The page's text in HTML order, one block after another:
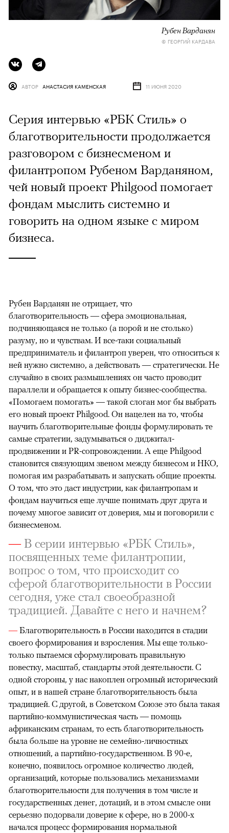
Рубен Варданян
© ГЕОРГИЙ КАРДАВА
АВТОР АНАСТАСИЯ КАМЕНСКАЯ 11 ИЮНЯ 2020
Серия интервью «РБК Стиль» о
благотворительности продолжается
разговором с бизнесменом и
филантропом Рубеном Варданяном,
чей новый проект Philgood помогает
фондам мыслить системно и
говорить на одном языке с миром
бизнеса.
Рубен Варданян не отрицает, что
благотворительность — сфера эмоциональная,
подчиняющаяся не только (а порой и не столько)
разуму, но и чувствам. И все-таки социальный
предприниматель и филантроп уверен, что относиться к
ней нужно системно, а действовать — стратегически. Не
случайно в своих размышлениях он часто проводит
параллели и обращается к опыту бизнес-сообщества.
«Помогаем помогать» — такой слоган мог бы выбрать
его новый проект Philgood. Он нацелен на то, чтобы
научить благотворительные фонды формулировать те
самые стратегии, задумываться о диджитал-
продвижении и PR-сопровождении. А еще Philgood
становится связующим звеном между бизнесом и НКО,
помогая им разрабатывать и запускать общие проекты.
О том, что это даст индустрии, как филантропам и
фондам научиться еще лучше понимать друг друга и
почему многое зависит от доверия, мы и поговорили с
бизнесменом.
—В серии интервью «РБК Стиль»,
посвященных теме филантропии,
вопрос о том, что происходит со
сферой благотворительности в России
сегодня, уже стал своеобразной
традицией. Давайте с него и начнем?
— Благотворительность в России находится в стадии
своего формирования и взросления. Мы еще только-
только пытаемся сформулировать правильную
повестку, масштаб, стандарты этой деятельности. С
одной стороны, у нас накоплен огромный исторический
опыт, и в нашей стране благотворительность была
традицией. С другой, в Советском Союзе это была такая
партийно-коммунистическая часть — помощь
африканским странам, то есть благотворительность
была больше на уровне не семейно-личностных
отношений, а партийно-государственном. В 90-е,
конечно, появилось огромное количество людей,
организаций, которые пользовались механизмами
благотворительности для получения в том числе и
государственных денег, дотаций, и в этом смысле они
серьезно подорвали доверие к сфере, но в 2000-х
начался процесс формирования нормальной